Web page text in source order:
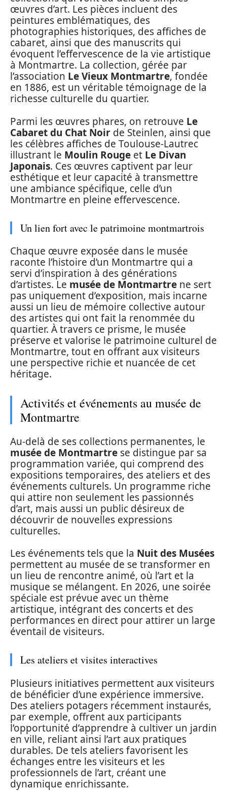
œuvres d’art. Les pièces incluent des
peintures emblématiques, des
photographies historiques, des affiches de
cabaret, ainsi que des manuscrits qui
évoquent l’effervescence de la vie artistique
à Montmartre. La collection, gérée par
l’association Le Vieux Montmartre, fondée
en 1886, est un véritable témoignage de la
richesse culturelle du quartier.
Parmi les œuvres phares, on retrouve Le
Cabaret du Chat Noir de Steinlen, ainsi que
les célèbres affiches de Toulouse-Lautrec
illustrant le Moulin Rouge et Le Divan
Japonais. Ces œuvres captivent par leur
esthétique et leur capacité à transmettre
une ambiance spécifique, celle d’un
Montmartre en pleine effervescence.
Un lien fort avec le patrimoine montmartrois
Chaque œuvre exposée dans le musée
raconte l’histoire d’un Montmartre qui a
servi d’inspiration à des générations
d’artistes. Le musée de Montmartre ne sert
pas uniquement d’exposition, mais incarne
aussi un lieu de mémoire collective autour
des artistes qui ont fait la renommée du
quartier. À travers ce prisme, le musée
préserve et valorise le patrimoine culturel de
Montmartre, tout en offrant aux visiteurs
une perspective richie et nuancée de cet
héritage.
Activités et événements au musée de
Montmartre
Au-delà de ses collections permanentes, le
musée de Montmartre se distingue par sa
programmation variée, qui comprend des
expositions temporaires, des ateliers et des
événements culturels. Un programme riche
qui attire non seulement les passionnés
d’art, mais aussi un public désireux de
découvrir de nouvelles expressions
culturelles.
Les événements tels que la Nuit des Musées
permettent au musée de se transformer en
un lieu de rencontre animé, où l’art et la
musique se mélangent. En 2026, une soirée
spéciale est prévue avec un thème
artistique, intégrant des concerts et des
performances en direct pour attirer un large
éventail de visiteurs.
Les ateliers et visites interactives
Plusieurs initiatives permettent aux visiteurs
de bénéficier d’une expérience immersive.
Des ateliers potagers récemment instaurés,
par exemple, offrent aux participants
l’opportunité d’apprendre à cultiver un jardin
en ville, reliant ainsi l’art aux pratiques
durables. De tels ateliers favorisent les
échanges entre les visiteurs et les
professionnels de l’art, créant une
dynamique enrichissante.